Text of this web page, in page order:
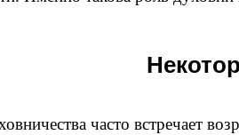
часто встречает